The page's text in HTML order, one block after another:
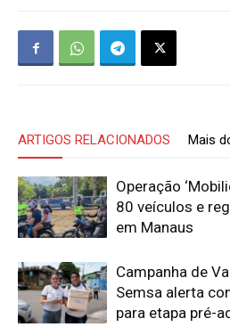
ARTIGOS RELACIONADOS Mais
Operação
80 veículos e
em Manaus
Campanha de
Semsa alerta
para etapa pré-